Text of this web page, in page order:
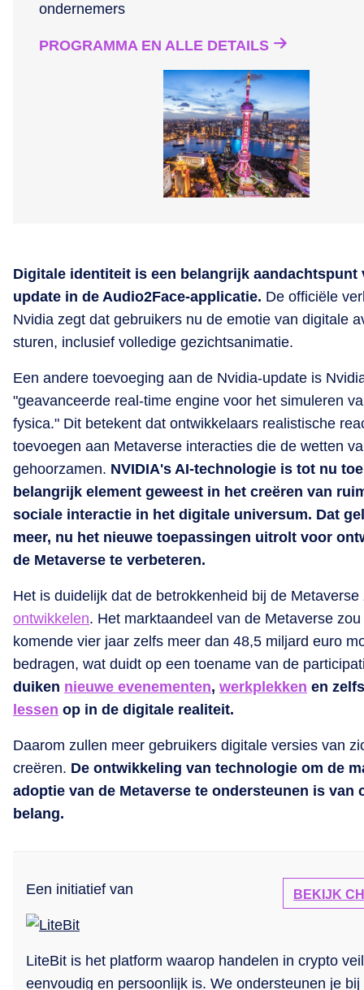
ondernemers
PROGRAMMA EN ALLE DETAILS
Digitale identiteit is een belangrijk aandachtspunt
update in de Audio2Face-applicatie. De officiële
Nvidia zegt dat gebruikers nu de emotie van digitale
sturen, inclusief volledige gezichtsanimatie.
Een andere toevoeging aan de Nvidia-update is
"geavanceerde real-time engine voor het simuleren
fysica." Dit betekent dat ontwikkelaars realistische
toevoegen aan Metaverse interacties die de wetten
gehoorzamen. NVIDIA's AI-technologie is tot nu
belangrijk element geweest in het creëren van
sociale interactie in het digitale universum. Dat
meer, nu het nieuwe toepassingen uitrolt voor
de Metaverse te verbeteren.
Het is duidelijk dat de betrokkenheid bij de
ontwikkelen. Het marktaandeel van de Metaverse
komende vier jaar zelfs meer dan 48,5 miljard euro
bedragen, wat duidt op een toename van de
duiken nieuwe evenementen, werkplekken en
lessen op in de digitale realiteit.
Daarom zullen meer gebruikers digitale versies van
creëren. De ontwikkeling van technologie om de
adoptie van de Metaverse te ondersteunen is van
belang.
BEKIJK
Een initiatief van
LiteBit is het platform waarop handelen in crypto
eenvoudig en persoonlijk is. We ondersteunen je